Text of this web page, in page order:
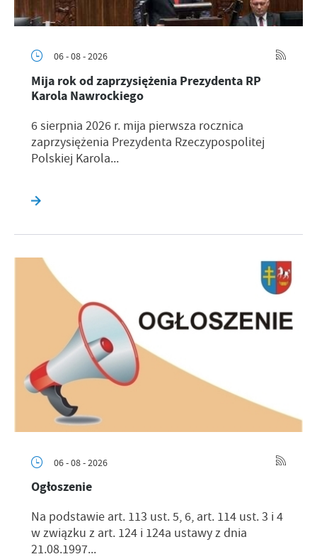
06 - 08 - 2026
Mija rok od zaprzysiężenia Prezydenta RP
Karola Nawrockiego
6 sierpnia 2026 r. mija pierwsza rocznica
zaprzysiężenia Prezydenta Rzeczypospolitej
Polskiej Karola...
06 - 08 - 2026
Ogłoszenie
Na podstawie art. 113 ust. 5, 6, art. 114 ust. 3 i 4
w związku z art. 124 i 124a ustawy z dnia
21.08.1997...